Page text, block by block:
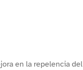
en la repelencia del